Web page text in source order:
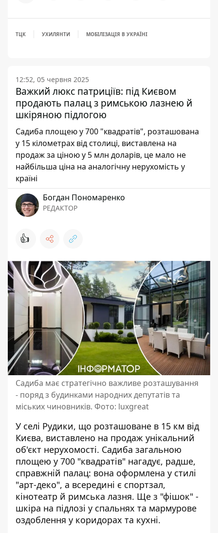
ТЦК УХИЛЯНТИ МОБІЛІЗАЦІЯ В УКРАЇНІ
12:52, 05 червня 2025
Важкий люкс патриціїв: під Києвом
продають палац з римською лазнею й
шкіряною підлогою
Садиба площею у 700 "квадратів", розташована
у 15 кілометрах від столиці, виставлена на
продаж за ціною у 5 млн доларів, це мало не
найбільша ціна на аналогічну нерухомість у
країні
Богдан Пономаренко
РЕДАКТОР
👍
Садиба має стратегічно важливе розташування
- поряд з будинками народних депутатів та
міських чиновників. Фото: luxgreat
У селі Рудики, що розташоване в 15 км від
Києва, виставлено на продаж унікальний
об'єкт нерухомості. Садиба загальною
площею у 700 "квадратів" нагадує, радше,
справжній палац: вона оформлена у стилі
"арт-деко", а всередині є спортзал,
кінотеатр й римська лазня. Ще з "фішок" -
шкіра на підлозі у спальнях та мармурове
оздоблення у коридорах та кухні.